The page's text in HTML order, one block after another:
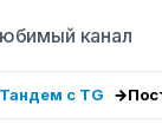
канал
с TG